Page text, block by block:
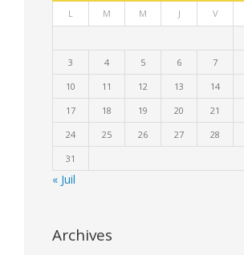
L M M J V
3
4 5 6 7
10
11 12 13 14
17
18 19 20 21
24
25 26 27 28
31
« Juil
Archives